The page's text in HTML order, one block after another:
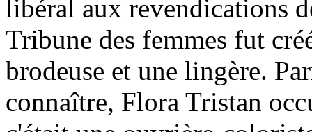
libéral aux revendications
Tribune des femmes fut
brodeuse et une lingère.
connaître, Flora Tristan